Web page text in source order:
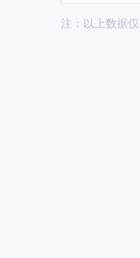
注：以上数据